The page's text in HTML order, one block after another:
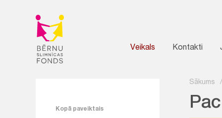
Veikals Kontakti
Kopā paveiktais
Sākums /